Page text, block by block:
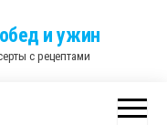
и ужин
с рецептами